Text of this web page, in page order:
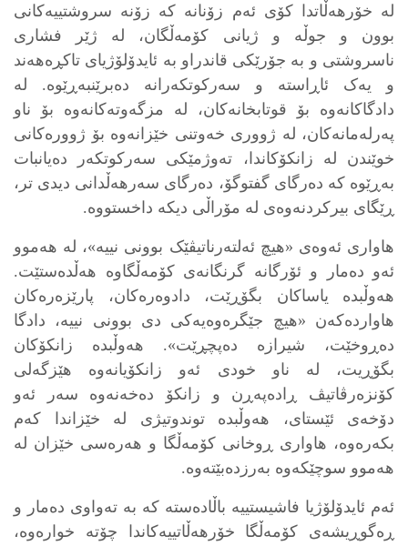
لە خۆرهەڵاتدا کۆی ئەم زۆنانە کە زۆنە سروشتییەکانی
بوون و جوڵە و ژیانی کۆمەڵگان، لە ژێر فشاری
ناسروشتی و بە جۆرێکی قاندراو بە ئایدۆلۆژیای تاکڕەهەند
و یەک ئاڕاستە و سەرکوتکەرانە دەبرێنبەڕێوە. لە
دادگاکانەوە بۆ قوتابخانەکان، لە مزگەوتەکانەوە بۆ ناو
پەرلەمانەکان، لە ژووری خەوتنی خێزانەوە بۆ ژوورەکانی
خوێندن لە زانکۆکاندا، تەوژمێکی سەرکوتکەر دەیانبات
بەڕێوە کە دەرگای گفتوگۆ، دەرگای سەرهەڵدانی دیدی تر،
ڕێگای بیرکردنەوەی لە مۆراڵی دیکە داخستووە.
هاواری ئەوەی «هیچ ئەلتەرناتیڤێک بوونی نییە»، لە هەموو
ئەو دەمار و ئۆرگانە گرنگانەی کۆمەڵگاوە هەڵدەستێت.
هەوڵبدە یاساکان بگۆڕێت، دادوەرەکان، پارێزەرەکان
هاواردەکەن «هیچ جێگرەوەیەکی دی بوونی نییە، دادگا
دەڕوخێت، شیرازە دەپچڕێت». هەوڵبدە زانکۆکان
بگۆڕیت، لە ناو خودی ئەو زانکۆیانەوە هێزگەلی
کۆنزەرڤاتیڤ ڕادەپەڕن و زانکۆ دەخەنەوە سەر ئەو
دۆخەی ئێستای، هەوڵبدە توندوتیژی لە خێزاندا کەم
بکەرەوە، هاواری ڕوخانی کۆمەڵگا و هەرەسی خێزان لە
هەموو سوچێکەوە بەرزدەبێتەوە.
ئەم ئایدۆلۆژیا فاشیستییە باڵادەستە کە بە تەواوی دەمار و
ڕەگوڕیشەی کۆمەڵگا خۆرهەڵاتییەکاندا چۆتە خوارەوە،